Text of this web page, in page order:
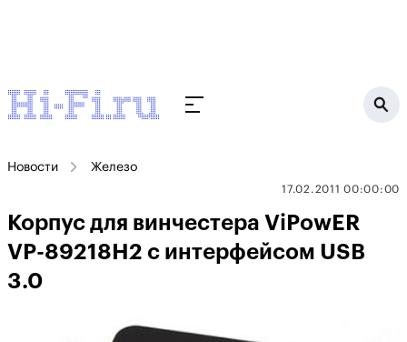
Новости Железо
17.02.2011 00:00:00
Корпус для винчестера ViPowER
VP-89218H2 с интерфейсом USB
3.0